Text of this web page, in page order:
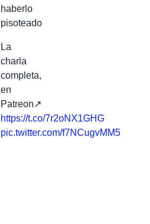
haberlo
pisoteado
La
charla
completa,
en
Patreon↗️
https://t.co/7r2oNX1GHG
pic.twitter.com/f7NCugvMM5